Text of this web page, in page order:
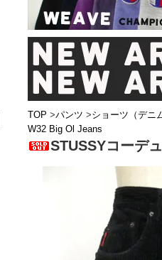
TOP >パンツ >ショーツ（デニ
W32 Big Ol Jeans
STUSSYコーデ